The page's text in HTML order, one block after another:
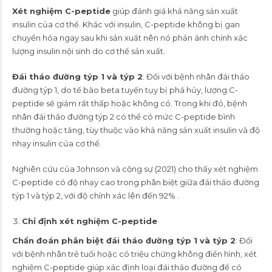
Xét nghiệm C-peptide giúp đánh giá khả năng sản xuất
insulin của cơ thể. Khác với insulin, C-peptide không bị gan
chuyển hóa ngay sau khi sản xuất nên nó phản ánh chính xác
lượng insulin nội sinh do cơ thể sản xuất.
Đái tháo đường týp 1 và týp 2: Đối với bệnh nhân đái tháo
đường týp 1, do tế bào beta tuyến tụy bị phá hủy, lượng C-
peptide sẽ giảm rất thấp hoặc không có. Trong khi đó, bệnh
nhân đái tháo đường týp 2 có thể có mức C-peptide bình
thường hoặc tăng, tùy thuộc vào khả năng sản xuất insulin và độ
nhạy insulin của cơ thể.
Nghiên cứu của Johnson và cộng sự (2021) cho thấy xét nghiệm
C-peptide có độ nhạy cao trong phân biệt giữa đái tháo đường
týp 1 và týp 2, với độ chính xác lên đến 92% .
Chỉ định xét nghiệm C-peptide
Chẩn đoán phân biệt đái tháo đường týp 1 và týp 2: Đối
với bệnh nhân trẻ tuổi hoặc có triệu chứng không điển hình, xét
nghiệm C-peptide giúp xác định loại đái tháo đường để có